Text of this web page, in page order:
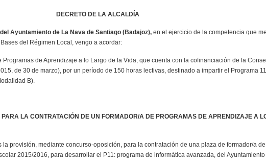
DECRETO DE LA ALCALDÍA
Ayuntamiento de La Nava de Santiago (Badajoz), en el ejercicio de la competencia que
del Régimen Local, vengo a acordar:
de Aprendizaje a lo Largo de la Vida, que cuenta con la cofinanciación de la
de 30 de marzo), por un período de 150 horas lectivas, destinado a impartir el Programa
B).
PARA LA CONTRATACIÓN DE UN FORMADOR/A DE PROGRAMAS DE APRENDIZAJE A
la provisión, mediante concurso-oposición, para la contratación de una plaza de formador/a
2015/2016, para desarrollar el P11: programa de informática avanzada, del